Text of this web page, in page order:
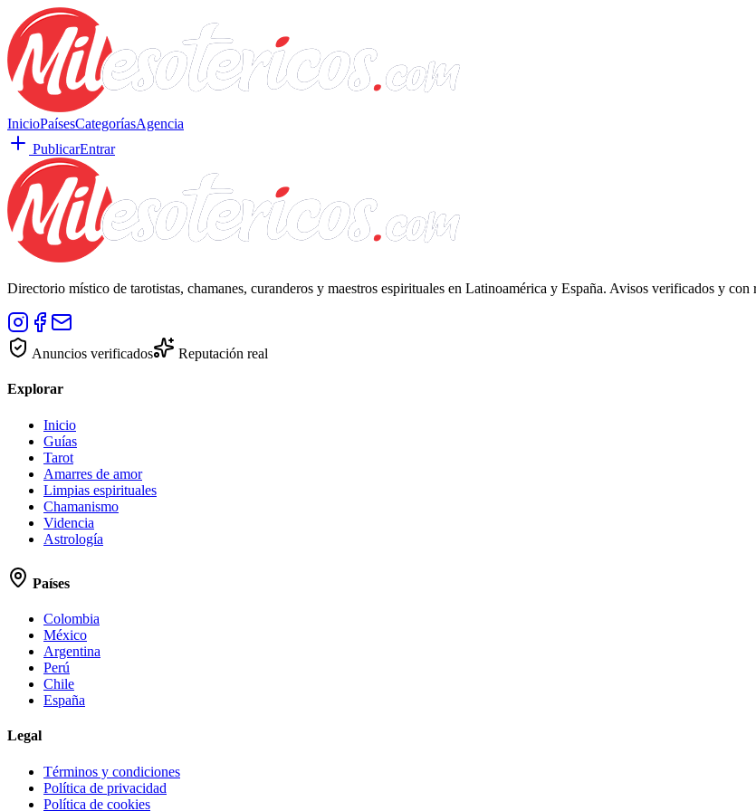
InicioPaísesCategoríasAgencia
PublicarEntrar
Directorio místico de tarotistas, chamanes, curanderos y maestros espirituales en Latinoamérica y España. Avisos verificados y con
Anuncios verificados Reputación real
Explorar
Inicio
Guías
Tarot
Amarres de amor
Limpias espirituales
Chamanismo
Videncia
Astrología
Países
Colombia
México
Argentina
Perú
Chile
España
Legal
Términos y condiciones
Política de privacidad
Política de cookies